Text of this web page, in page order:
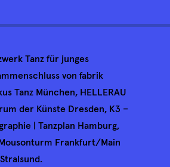
Tanz für junges
von fabrik
Tanz München, HELLERAU
der Künste Dresden, K3 –
| Tanzplan Hamburg,
Frankfurt/Main